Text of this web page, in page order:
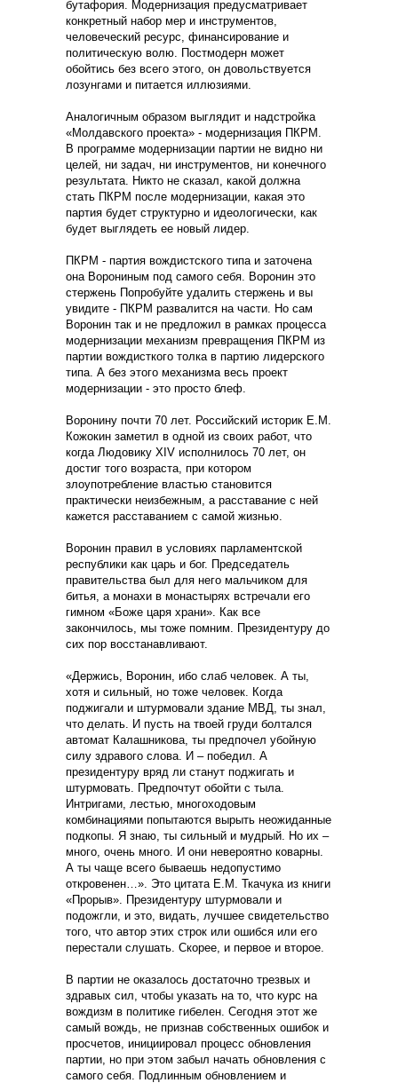
бутафория. Модернизация предусматривает
конкретный набор мер и инструментов,
человеческий ресурс, финансирование и
политическую волю. Постмодерн может
обойтись без всего этого, он довольствуется
лозунгами и питается иллюзиями.
Аналогичным образом выглядит и надстройка
«Молдавского проекта» - модернизация ПКРМ.
В программе модернизации партии не видно ни
целей, ни задач, ни инструментов, ни конечного
результата. Никто не сказал, какой должна
стать ПКРМ после модернизации, какая это
партия будет структурно и идеологически, как
будет выглядеть ее новый лидер.
ПКРМ - партия вождистского типа и заточена
она Ворониным под самого себя. Воронин это
стержень Попробуйте удалить стержень и вы
увидите - ПКРМ развалится на части. Но сам
Воронин так и не предложил в рамках процесса
модернизации механизм превращения ПКРМ из
партии вождисткого толка в партию лидерского
типа. А без этого механизма весь проект
модернизации - это просто блеф.
Воронину почти 70 лет. Российский историк Е.М.
Кожокин заметил в одной из своих работ, что
когда Людовику XIV исполнилось 70 лет, он
достиг того возраста, при котором
злоупотребление властью становится
практически неизбежным, а расставание с ней
кажется расставанием с самой жизнью.
Воронин правил в условиях парламентской
республики как царь и бог. Председатель
правительства был для него мальчиком для
битья, а монахи в монастырях встречали его
гимном «Боже царя храни». Как все
закончилось, мы тоже помним. Президентуру до
сих пор восстанавливают.
«Держись, Воронин, ибо слаб человек. А ты,
хотя и сильный, но тоже человек. Когда
поджигали и штурмовали здание МВД, ты знал,
что делать. И пусть на твоей груди болтался
автомат Калашникова, ты предпочел убойную
силу здравого слова. И – победил. А
президентуру вряд ли станут поджигать и
штурмовать. Предпочтут обойти с тыла.
Интригами, лестью, многоходовым
комбинациями попытаются вырыть неожиданные
подкопы. Я знаю, ты сильный и мудрый. Но их –
много, очень много. И они невероятно коварны.
А ты чаще всего бываешь недопустимо
откровенен…». Это цитата Е.М. Ткачука из книги
«Прорыв». Президентуру штурмовали и
подожгли, и это, видать, лучшее свидетельство
того, что автор этих строк или ошибся или его
перестали слушать. Скорее, и первое и второе.
В партии не оказалось достаточно трезвых и
здравых сил, чтобы указать на то, что курс на
вождизм в политике гибелен. Сегодня этот же
самый вождь, не признав собственных ошибок и
просчетов, инициировал процесс обновления
партии, но при этом забыл начать обновления с
самого себя. Подлинным обновлением и